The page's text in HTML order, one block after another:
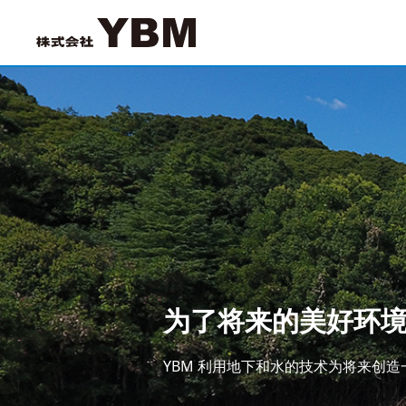
为了将来的美好环
YBM 利用地下和水的技术为将来创